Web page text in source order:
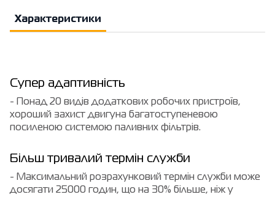
Характеристики
Супер адаптивність
- Понад 20 видів додаткових робочих пристроїв,
хороший захист двигуна багатоступеневою
посиленою системою паливних фільтрів.
Більш тривалий термін служби
- Максимальний розрахунковий термін служби може
досягати 25000 годин, що на 30% більше, ніж у